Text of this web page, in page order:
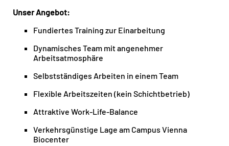
Unser Angebot:
Fundiertes Training zur Einarbeitung
Dynamisches Team mit angenehmer
Arbeitsatmosphäre
Selbstständiges Arbeiten in einem Team
Flexible Arbeitszeiten (kein Schichtbetrieb)
Attraktive Work-Life-Balance
Verkehrsgünstige Lage am Campus Vienna
Biocenter